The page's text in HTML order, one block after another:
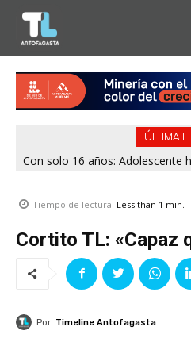
ÚLTIMA
Con solo 16 años: Adolescente
Tiempo de lectura: Less than 1 min.
Cortito TL: «Capaz
Por Timeline Antofagasta